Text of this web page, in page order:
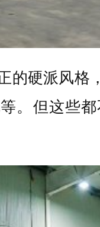
硬派风格
。但这些